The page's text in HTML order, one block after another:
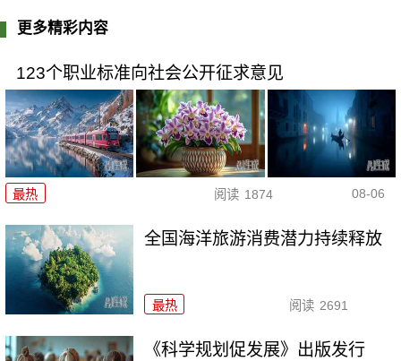
更多精彩内容
123个职业标准向社会公开征求意见
最热 阅读 1874 08-06
全国海洋旅游消费潜力持续释放
最热 阅读 2691
《科学规划促发展》出版发行